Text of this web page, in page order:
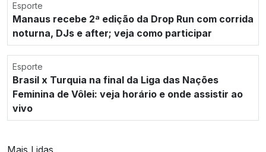
Esporte
Manaus recebe 2ª edição da Drop Run com corrida
noturna, DJs e after; veja como participar
Esporte
Brasil x Turquia na final da Liga das Nações
Feminina de Vôlei: veja horário e onde assistir ao
vivo